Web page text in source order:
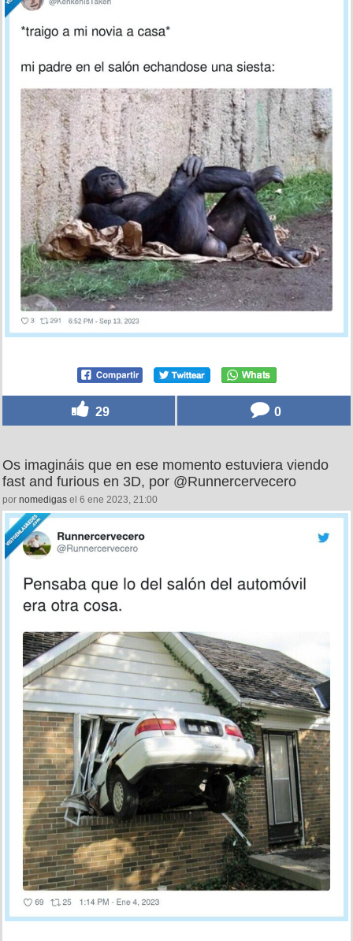
29 0
Os imagináis que en ese momento estuviera viendo
fast and furious en 3D, por @Runnercervecero
por nomedigas el 6 ene 2023, 21:00